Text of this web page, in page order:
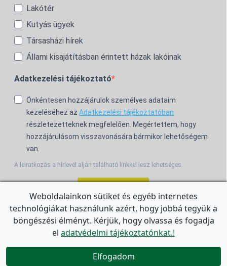
Lakótér
Kutyás ügyek
Társasházi hírek
Állami kisajátításban érintett házak lakóinak
Adatkezelési tájékoztató
Önkéntesen hozzájárulok személyes adataim
kezeléséhez az Adatkezelési tájékoztatóban
részletezetteknek megfelelően. Megértettem, hogy
hozzájárulásom visszavonására bármikor lehetőségem
van.
A leiratkozás a hírlevél alján található linkkel lesz lehetséges.
For the English Newsletter, clickHERE.

Weboldalainkon sütiket és egyéb internetes
technológiákat használunk azért, hogy jobbá tegyük a
böngészési élményt. Kérjük, hogy olvassa és fogadja
el adatvédelmi tájékoztatónkat.!
Elfogadom